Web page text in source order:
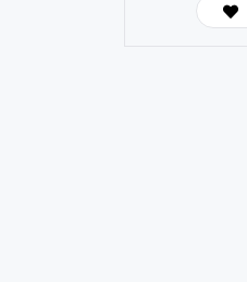
ら行うこと